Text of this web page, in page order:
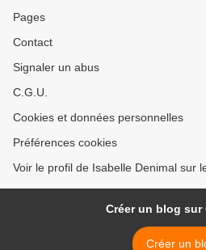
Pages
Contact
Signaler un abus
C.G.U.
Cookies et données personnelles
Préférences cookies
Voir le profil de Isabelle Denimal sur
Créer un blog sur
Créer un